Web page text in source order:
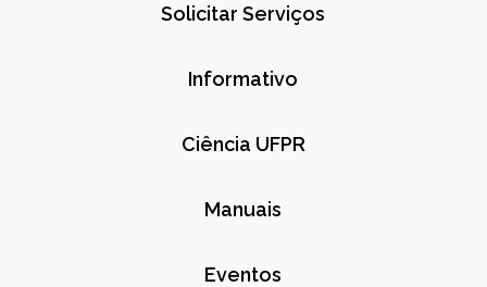
Solicitar Serviços
Informativo
Ciência UFPR
Manuais
Eventos